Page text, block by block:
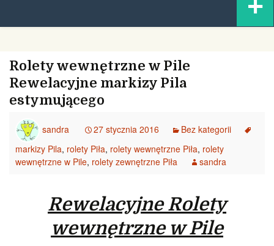
content
Rolety wewnętrzne w Pile
Rewelacyjne markizy Pila
estymującego
sandra 27 stycznia 2016
Bez kategorii
markizy Pila, rolety Piła, rolety wewnętrzne Piła, rolety
wewnętrzne w Pile, rolety zewnętrzne Piła sandra
Rewelacyjne Rolety
wewnętrzne w Pile